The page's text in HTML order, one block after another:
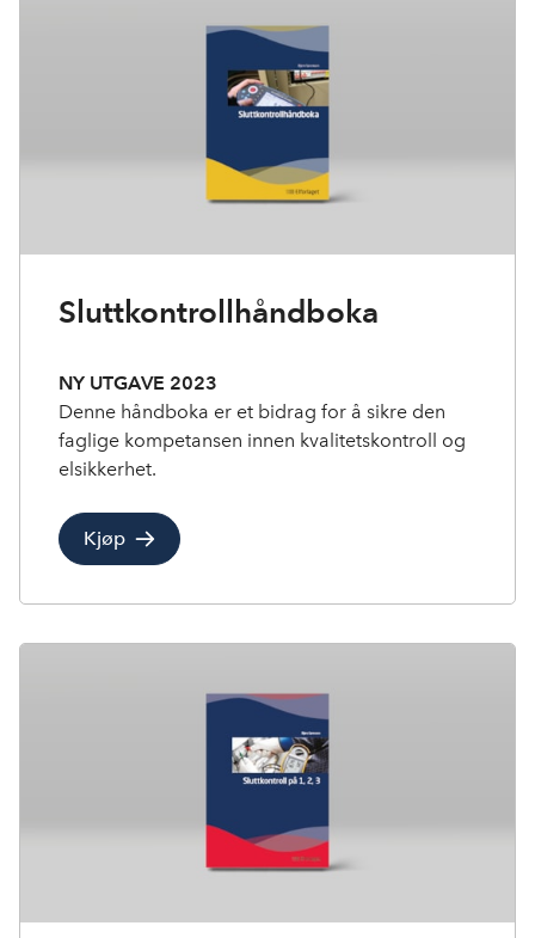
Sluttkontrollhåndboka
NY UTGAVE 2023
Denne håndboka er et bidrag for å sikre den
faglige kompetansen innen kvalitetskontroll og
elsikkerhet.
Kjøp